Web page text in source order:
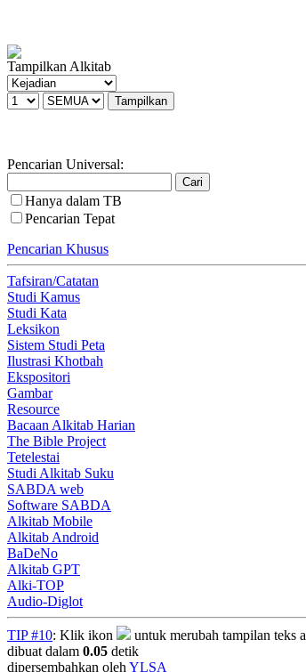
Tampilkan Alkitab
Pencarian Universal:
Hanya dalam TB
Pencarian Tepat
Pencarian Khusus
Tafsiran/Catatan
Studi Kamus
Studi Kata
Leksikon
Sistem Studi Peta
Ilustrasi Khotbah
Ekspositori
Gambar
Resource
Bacaan Alkitab Harian
The Bible Project
Tetelestai
Studi Alkitab Suku
SABDA web
Software SABDA
Alkitab Mobile
Alkitab Android
BaDeNo
Alkitab GPT
Alki-TOP
Audio-Diglot
TIP #10: Klik ikon untuk merubah tampilan teks
dibuat dalam 0.05 detik
dipersembahkan oleh YLSA